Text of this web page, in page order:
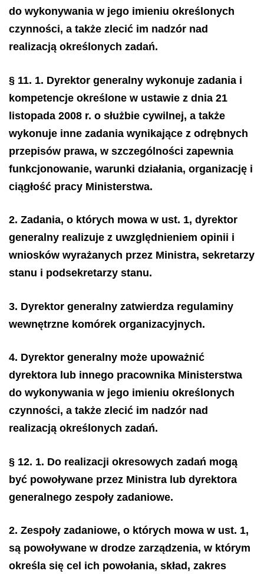
do wykonywania w jego imieniu określonych
czynności, a także zlecić im nadzór nad
realizacją określonych zadań.
§ 11. 1. Dyrektor generalny wykonuje zadania i
kompetencje określone w ustawie z dnia 21
listopada 2008 r. o służbie cywilnej, a także
wykonuje inne zadania wynikające z odrębnych
przepisów prawa, w szczególności zapewnia
funkcjonowanie, warunki działania, organizację i
ciągłość pracy Ministerstwa.
2. Zadania, o których mowa w ust. 1, dyrektor
generalny realizuje z uwzględnieniem opinii i
wniosków wyrażanych przez Ministra, sekretarzy
stanu i podsekretarzy stanu.
3. Dyrektor generalny zatwierdza regulaminy
wewnętrzne komórek organizacyjnych.
4. Dyrektor generalny może upoważnić
dyrektora lub innego pracownika Ministerstwa
do wykonywania w jego imieniu określonych
czynności, a także zlecić im nadzór nad
realizacją określonych zadań.
§ 12. 1. Do realizacji okresowych zadań mogą
być powoływane przez Ministra lub dyrektora
generalnego zespoły zadaniowe.
2. Zespoły zadaniowe, o których mowa w ust. 1,
są powoływane w drodze zarządzenia, w którym
określa się cel ich powołania, skład, zakres